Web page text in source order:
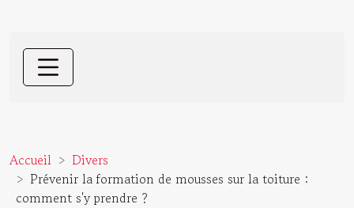
Accueil
Divers
Prévenir la formation de mousses sur la toiture :
comment s'y prendre ?